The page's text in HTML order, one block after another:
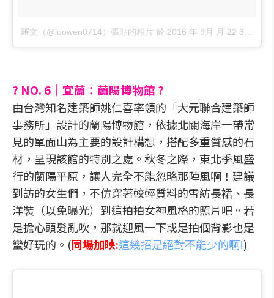
羅文（@luowen0714）張貼的相片 於 2016 年 9月 月 22 3:09上午 PDT
? NO. 6｜宜蘭：蘭陽博物館 ?
由台灣知名建築師姚仁喜率領的「大元聯合建築師
事務所」設計的蘭陽博物館，依據北關海岸一帶常
見的單面山為主要的設計構想，搭配多重質感的石
材，呈現該館的特別之處。秋冬之際，東北季風盛
行的蘭陽平原，讓人完全不能忽略那陣風啊！建議
到訪的女生們，不仿穿著較輕質料的雪紡長裙、長
洋裝（以免曝光）到這拍拍女神風格的照片吧。若
是擔心頭髮亂吹，那就迎風一下或是拍個背影也是
蠻好玩的。(同場加映:這幾招是絕對不能少的啊!)